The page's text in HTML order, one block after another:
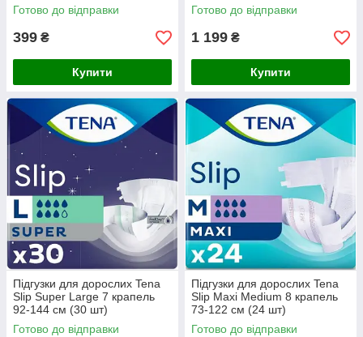
Готово до відправки
399 ₴
Купити
Готово до відправки
1 199 ₴
Купити
Підгузки для дорослих Tena
Slip Super Large 7 крапель
92-144 см (30 шт)
Готово до відправки
Підгузки для дорослих Tena
Slip Maxi Medium 8 крапель
73-122 см (24 шт)
Готово до відправки